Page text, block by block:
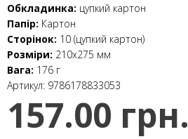
Обкладинка: цупкий картон
Папір: Картон
Сторінок: 10 (цупкий картон)
Розміри: 210x275 мм
Вага: 176 г
Артикул: 9786178833053
157.00 грн.